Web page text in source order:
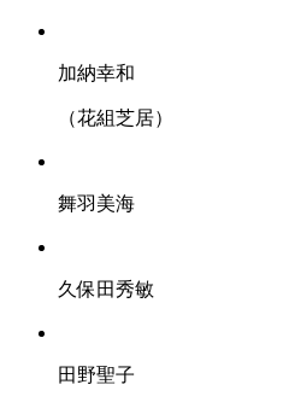
加納幸和
（花組芝居）
舞羽美海
久保田秀敏
田野聖子